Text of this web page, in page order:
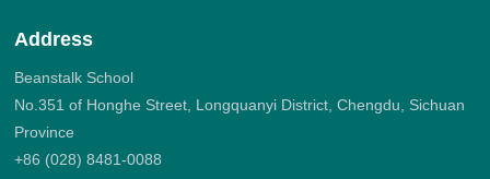
Address
Beanstalk School
No.351 of Honghe Street, Longquanyi District, Chengdu, Sichuan
Province
+86 (028) 8481-0088